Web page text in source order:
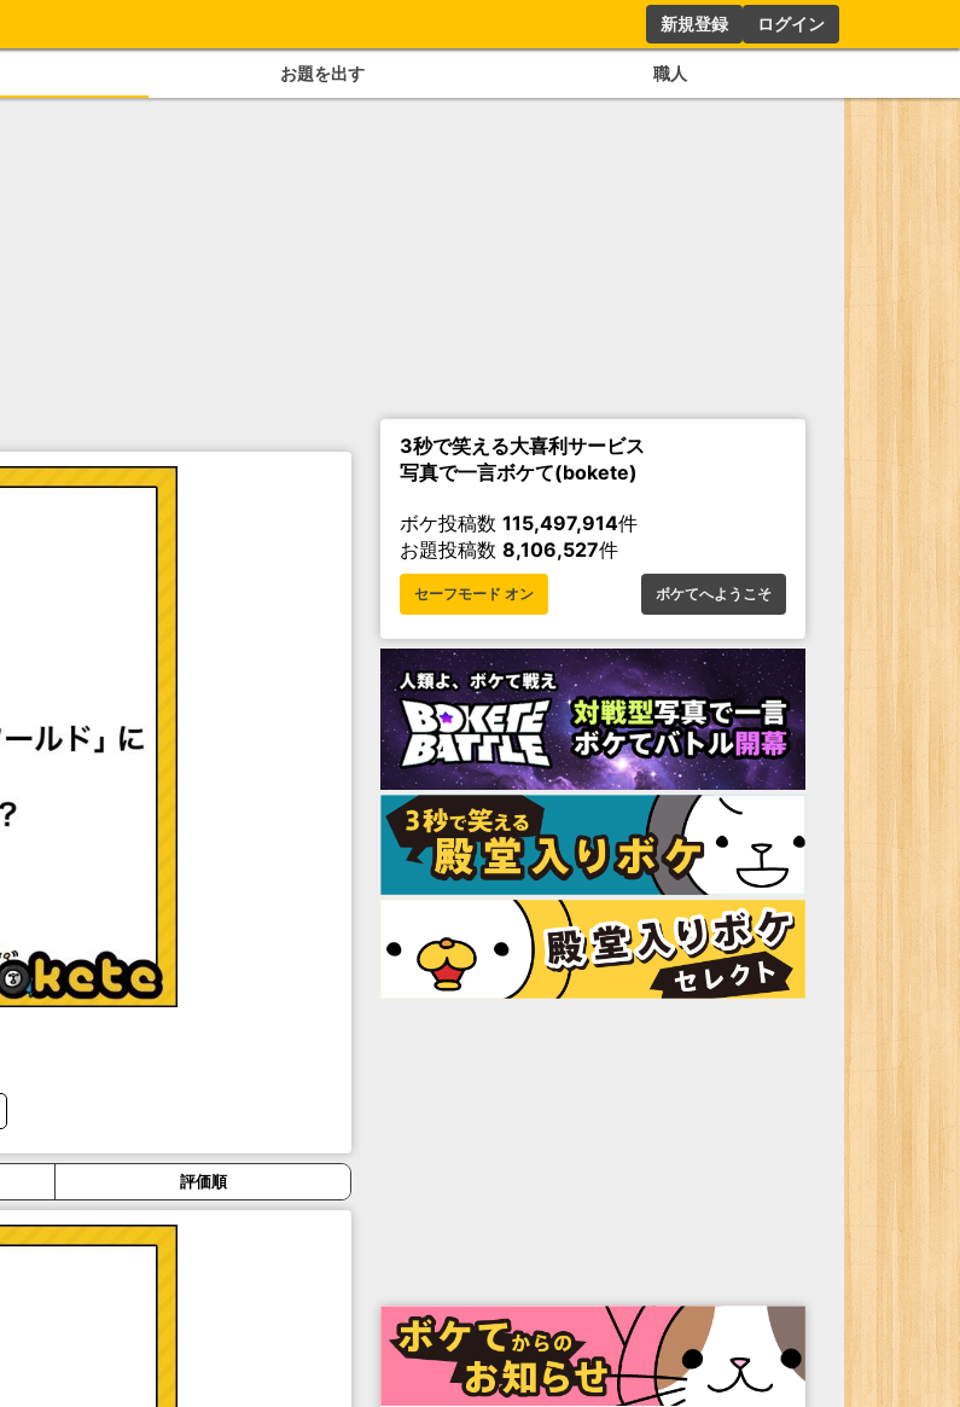
新規登録 ログイン
お題を出す 職人
評価順
3秒で笑える大喜利サービス
写真で一言ボケて(bokete)
ボケ投稿数 115,497,914件
お題投稿数 8,106,527件
セーフモード オン ボケてへようこそ